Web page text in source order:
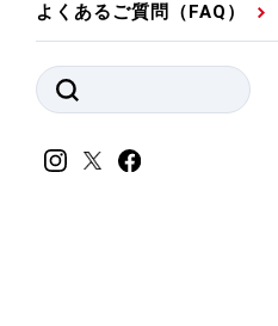
よくあるご質問（FAQ）